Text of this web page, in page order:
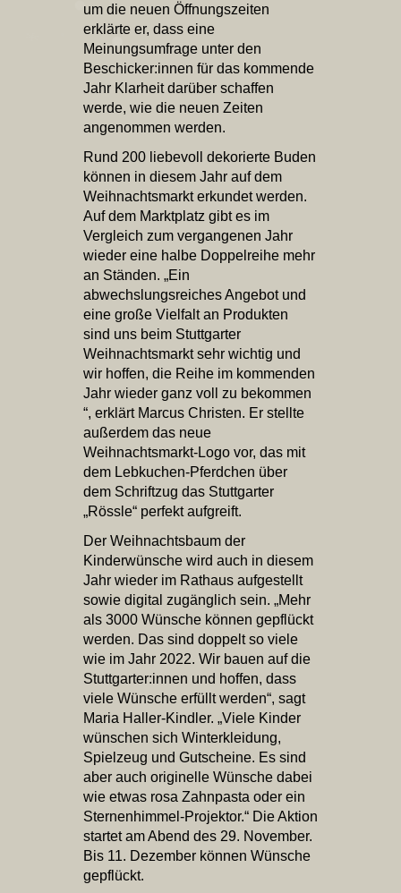
um die neuen Öffnungszeiten
erklärte er, dass eine
Meinungsumfrage unter den
Beschicker:innen für das kommende
Jahr Klarheit darüber schaffen
werde, wie die neuen Zeiten
angenommen werden.
Rund 200 liebevoll dekorierte Buden
können in diesem Jahr auf dem
Weihnachtsmarkt erkundet werden.
Auf dem Marktplatz gibt es im
Vergleich zum vergangenen Jahr
wieder eine halbe Doppelreihe mehr
an Ständen. „Ein
abwechslungsreiches Angebot und
eine große Vielfalt an Produkten
sind uns beim Stuttgarter
Weihnachtsmarkt sehr wichtig und
wir hoffen, die Reihe im kommenden
Jahr wieder ganz voll zu bekommen
“, erklärt Marcus Christen. Er stellte
außerdem das neue
Weihnachtsmarkt-Logo vor, das mit
dem Lebkuchen-Pferdchen über
dem Schriftzug das Stuttgarter
„Rössle“ perfekt aufgreift.
Der Weihnachtsbaum der
Kinderwünsche wird auch in diesem
Jahr wieder im Rathaus aufgestellt
sowie digital zugänglich sein. „Mehr
als 3000 Wünsche können gepflückt
werden. Das sind doppelt so viele
wie im Jahr 2022. Wir bauen auf die
Stuttgarter:innen und hoffen, dass
viele Wünsche erfüllt werden“, sagt
Maria Haller-Kindler. „Viele Kinder
wünschen sich Winterkleidung,
Spielzeug und Gutscheine. Es sind
aber auch originelle Wünsche dabei
wie etwas rosa Zahnpasta oder ein
Sternenhimmel-Projektor.“ Die Aktion
startet am Abend des 29. November.
Bis 11. Dezember können Wünsche
gepflückt.